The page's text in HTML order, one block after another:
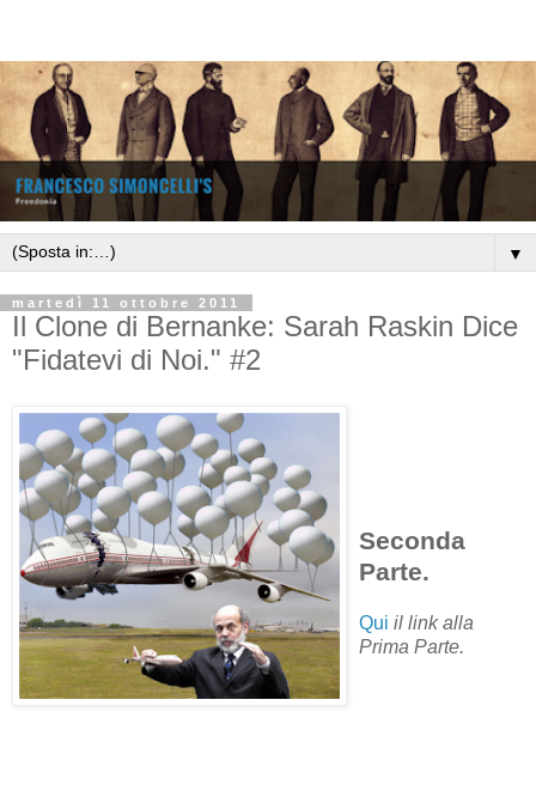
▼
martedì 11 ottobre 2011
Il Clone di Bernanke: Sarah Raskin Dice
"Fidatevi di Noi." #2
Seconda
Parte.
Qui il link alla
Prima Parte.